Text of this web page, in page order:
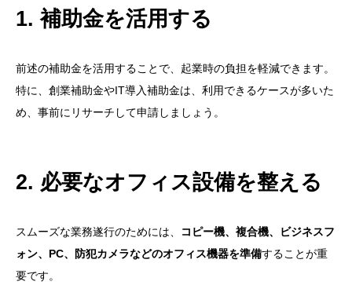
1. 補助金を活用する
前述の補助金を活用することで、起業時の負担を軽減できます。
特に、創業補助金やIT導入補助金は、利用できるケースが多いた
め、事前にリサーチして申請しましょう。
2. 必要なオフィス設備を整える
スムーズな業務遂行のためには、
コピー機、複合機、ビジネスフ
ォン、PC、防犯カメラなどのオフィス機器を準備することが重
要です。